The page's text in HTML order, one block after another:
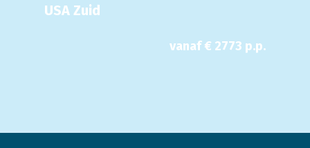
USA Zuid
vanaf € 2773 p.p.